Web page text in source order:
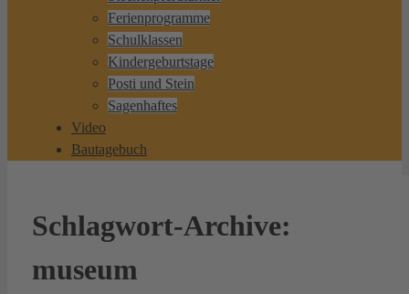
Ferienprogramme
Schulklassen
Kindergeburtstage
Posti und Stein
Sagenhaftes
Video
Bautagebuch
Schlagwort-Archive:
museum